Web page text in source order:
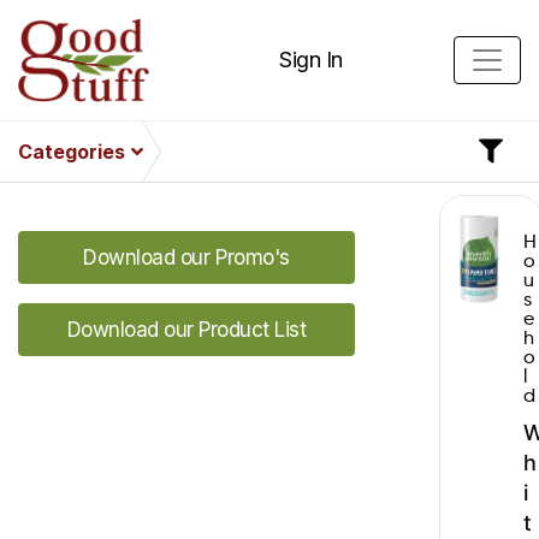
Sign In
Categories
Download our Promo's
Download our Product List
H
o
u
s
e
h
o
l
d
h
i
t